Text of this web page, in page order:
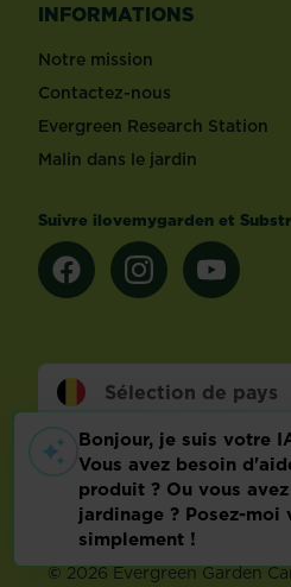
INFORMATIONS
Notre mission
Contactez-nous
Evergreen Research Station
Malin dans le jardin
Suivre ilovemygarden et
Sélection de pays
Footer
Conditions d’utilisation Malin
Info technique
Politique relative aux
Préférences de cookies
©2026 Evergreen Garden